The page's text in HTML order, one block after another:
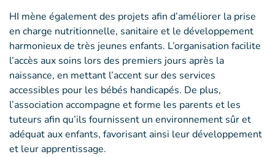
HI mène également des projets afin d’améliorer la prise
en charge nutritionnelle, sanitaire et le développement
harmonieux de très jeunes enfants. L’organisation facilite
l’accès aux soins lors des premiers jours après la
naissance, en mettant l’accent sur des services
accessibles pour les bébés handicapés. De plus,
l’association accompagne et forme les parents et les
tuteurs afin qu’ils fournissent un environnement sûr et
adéquat aux enfants, favorisant ainsi leur développement
et leur apprentissage.